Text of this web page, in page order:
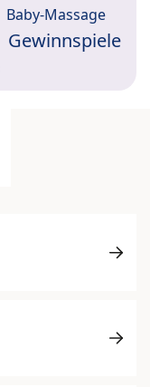
Baby-Massage
Gewinnspiele